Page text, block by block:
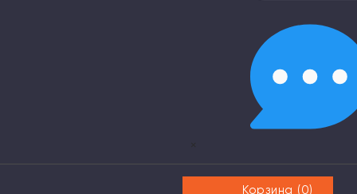
×
Корзина (0)